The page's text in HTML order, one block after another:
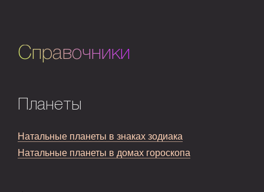
Справочники
Планеты
Натальные планеты в знаках зодиака
Натальные планеты в домах гороскопа